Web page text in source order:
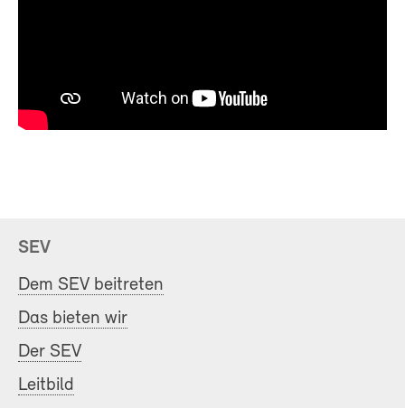
SEV
Dem SEV beitreten
Das bieten wir
Der SEV
Leitbild